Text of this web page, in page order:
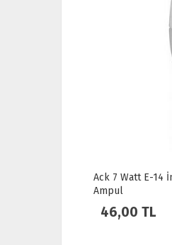
Osram LED
Sarı Işık Ampul
150,00 TL